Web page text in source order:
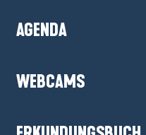
AGENDA
WEBCAMS